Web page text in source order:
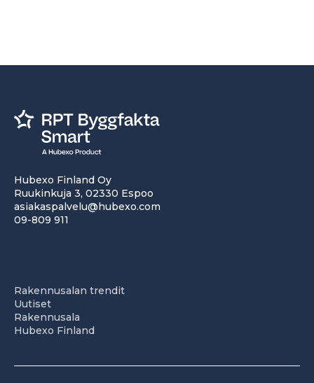
Hubexo Finland Oy
Ruukinkuja 3, 02330 Espoo
asiakaspalvelu@hubexo.com
09-809 911
Rakennusalan trendit
Uutiset
Rakennusala
Hubexo Finland